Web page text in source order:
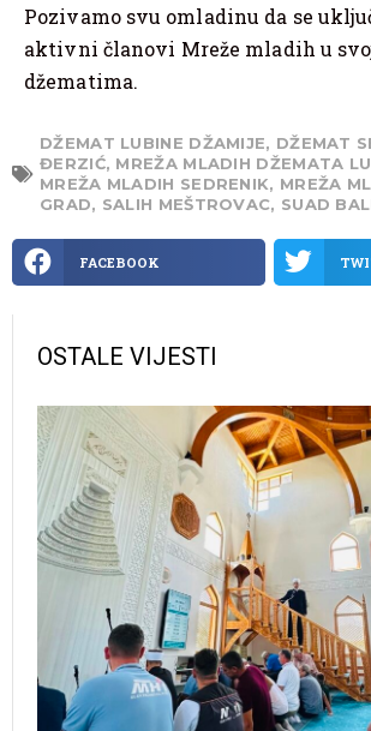
Pozivamo svu omladinu da se
aktivni članovi Mreže mladih u
džematima.
DŽEMAT LUBINE DŽAMIJE, DŽEMAT
ĐERZIĆ, MREŽA MLADIH DŽEMATA
MREŽA MLADIH SEDRENIK, MREŽA
GRAD, SALIH MEŠTROVAC, SUAD
FACEBOOK
OSTALE VIJESTI